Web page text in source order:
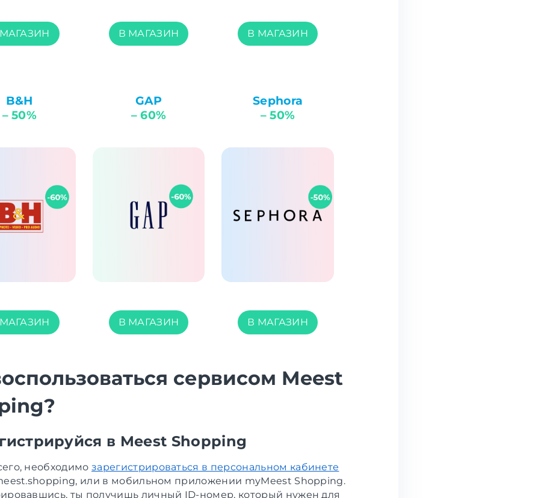
В МАГАЗИН В МАГАЗИН
B&H
– 50%
GAP
– 60%
В МАГАЗИН
Sephora
– 50%
В МАГАЗИН
сервисом Meest
в Meest Shopping
необходимо зарегистрироваться в персональном кабинете
или в мобильном приложении myMeest Shopping.
ты получишь личный ID-номер, который нужен для